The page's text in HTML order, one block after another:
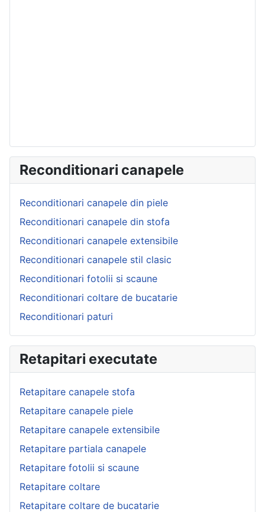
Reconditionari canapele
Reconditionari canapele din piele
Reconditionari canapele din stofa
Reconditionari canapele extensibile
Reconditionari canapele stil clasic
Reconditionari fotolii si scaune
Reconditionari coltare de bucatarie
Reconditionari paturi
Retapitari executate
Retapitare canapele stofa
Retapitare canapele piele
Retapitare canapele extensibile
Retapitare partiala canapele
Retapitare fotolii si scaune
Retapitare coltare
Retapitare coltare de bucatarie